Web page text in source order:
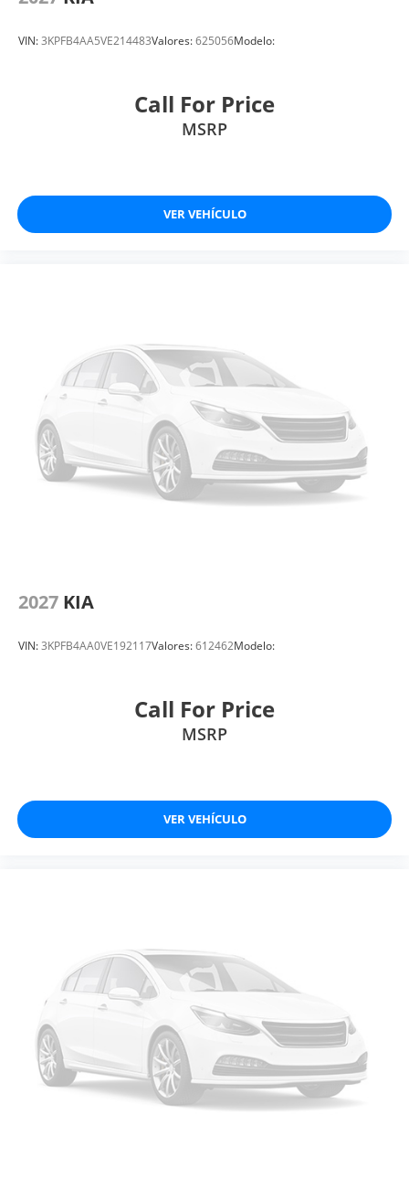
VIN:3KPFB4AA5VE214483Valores:625056Modelo:
Call For Price
MSRP
VER VEHÍCULO
2027 KIA
VIN:3KPFB4AA0VE192117Valores:612462Modelo:
Call For Price
MSRP
VER VEHÍCULO